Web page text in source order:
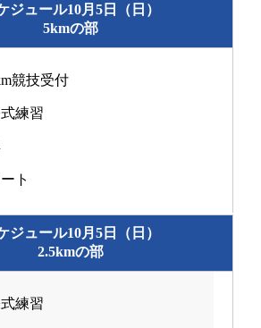
ジュール10月5日（日）
5kmの部
競技受付
練習
ト
ジュール10月5日（日）
2.5kmの部
練習